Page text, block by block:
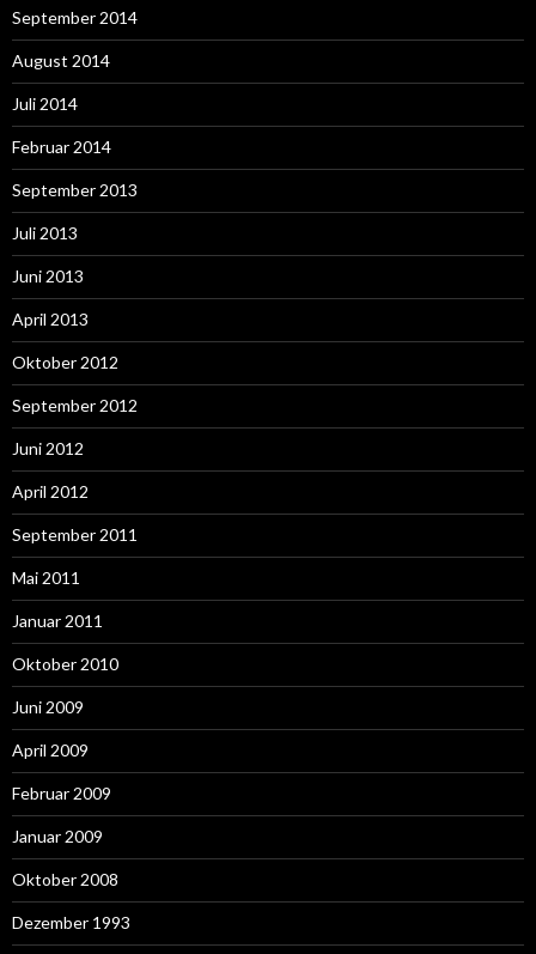
September 2014
August 2014
Juli 2014
Februar 2014
September 2013
Juli 2013
Juni 2013
April 2013
Oktober 2012
September 2012
Juni 2012
April 2012
September 2011
Mai 2011
Januar 2011
Oktober 2010
Juni 2009
April 2009
Februar 2009
Januar 2009
Oktober 2008
Dezember 1993